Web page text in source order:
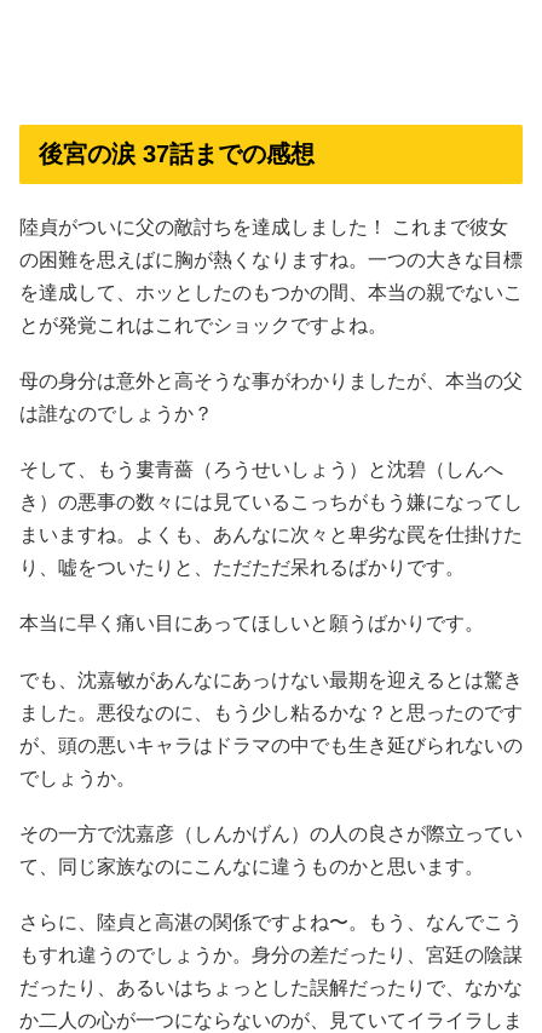
後宮の涙 37話までの感想
陸貞がついに父の敵討ちを達成しました！ これまで彼女
の困難を思えばに胸が熱くなりますね。一つの大きな目標
を達成して、ホッとしたのもつかの間、本当の親でないこ
とが発覚これはこれでショックですよね。
母の身分は意外と高そうな事がわかりましたが、本当の父
は誰なのでしょうか？
そして、もう婁青薔（ろうせいしょう）と沈碧（しんへ
き）の悪事の数々には見ているこっちがもう嫌になってし
まいますね。よくも、あんなに次々と卑劣な罠を仕掛けた
り、嘘をついたりと、ただただ呆れるばかりです。
本当に早く痛い目にあってほしいと願うばかりです。
でも、沈嘉敏があんなにあっけない最期を迎えるとは驚き
ました。悪役なのに、もう少し粘るかな？と思ったのです
が、頭の悪いキャラはドラマの中でも生き延びられないの
でしょうか。
その一方で沈嘉彦（しんかげん）の人の良さが際立ってい
て、同じ家族なのにこんなに違うものかと思います。
さらに、陸貞と高湛の関係ですよね〜。もう、なんでこう
もすれ違うのでしょうか。身分の差だったり、宮廷の陰謀
だったり、あるいはちょっとした誤解だったりで、なかな
か二人の心が一つにならないのが、見ていてイライラしま